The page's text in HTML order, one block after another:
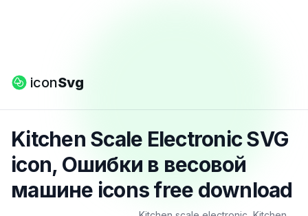
iconSvg
Kitchen Scale Electronic SVG
icon, Ошибки в весовой
машине icons free download